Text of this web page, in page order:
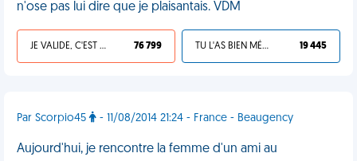
n'ose pas lui dire que je plaisantais. VDM
JE VALIDE, C'EST UNE VDM 76 799 TU L'AS BIEN MÉRITÉ 19 445
Par Scorpio45 - 11/08/2014 21:24 - France - Beaugency
Aujourd'hui, je rencontre la femme d'un ami au